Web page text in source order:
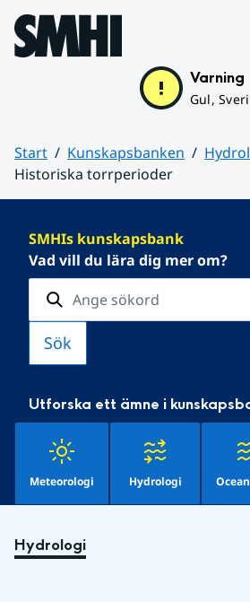
Hoppa till sidans innehåll
Varning
Gul,
Start Kunskapsbanken
Historiska torrperioder
SMHIs kunskapsbank
Vad vill du lära dig mer om?
Utforska ett ämne i
Meteorologi Hydrologi
Hydrologi